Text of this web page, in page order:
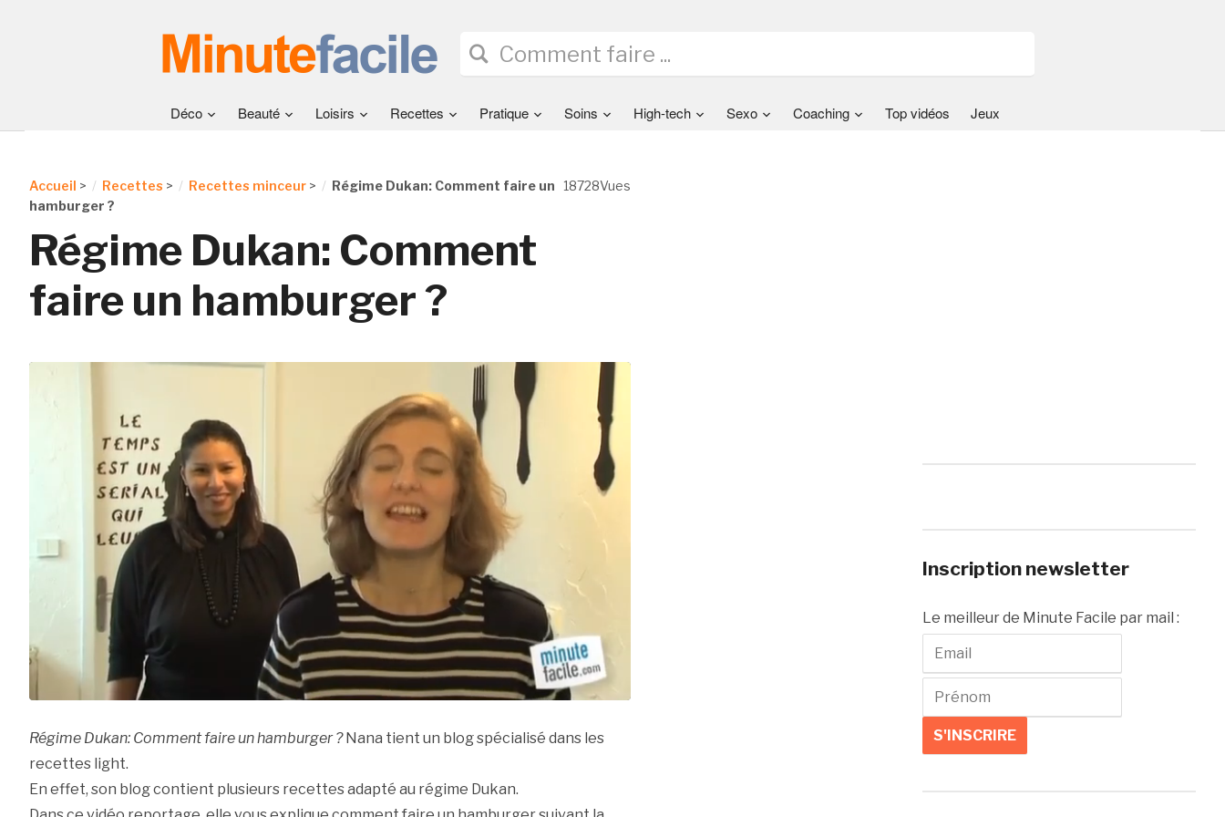
Déco Beauté Loisirs Recettes Pratique Soins High-tech Sexo Coaching Top vidéos Jeux
18728Vues
Accueil > Recettes > Recettes minceur>
Régime Dukan: Comment faire un
hamburger ?
Régime Dukan: Comment
faire un hamburger ?
Régime Dukan: Comment faire un hamburger ?Nana tient un blog spécialisé dans les
recettes light.
En effet, son blog contient plusieurs recettes adapté au régime Dukan.
Inscription newsletter
Le meilleur de Minute Facile par mail :